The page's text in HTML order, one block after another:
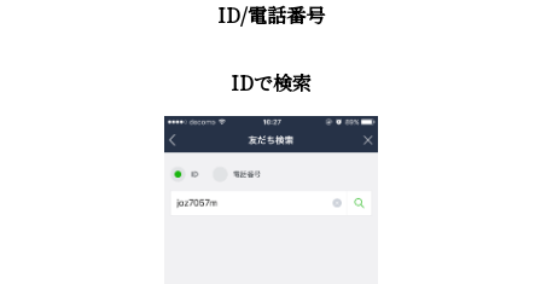
ID/電話番号
IDで検索